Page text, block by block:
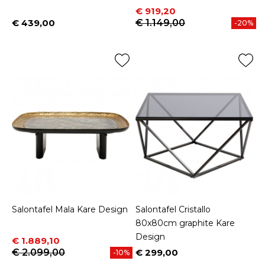
Prijs
€ 439,00
Prijs
€ 919,20
Normale prijs
€ 1.149,00
-20%
Salontafel Mala Kare Design
Prijs
€ 1.889,10
Normale prijs
€ 2.099,00
-10%
Salontafel Cristallo
80x80cm graphite Kare
Design
Prijs
€ 299,00